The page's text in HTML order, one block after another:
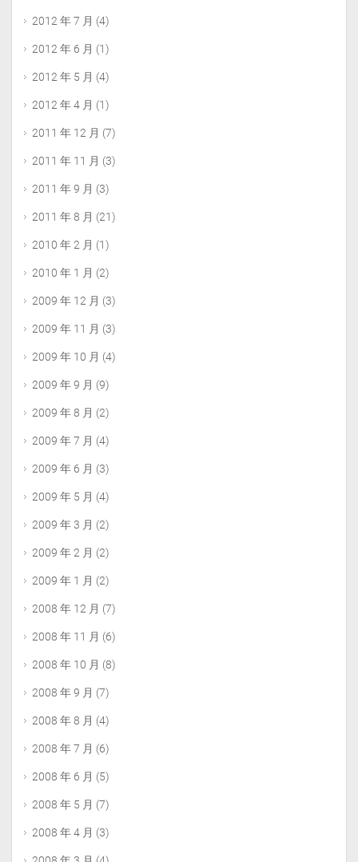
2012 年 7 月 (4)
2012 年 6 月 (1)
2012 年 5 月 (4)
2012 年 4 月 (1)
2011 年 12 月 (7)
2011 年 11 月 (3)
2011 年 9 月 (3)
2011 年 8 月 (21)
2010 年 2 月 (1)
2010 年 1 月 (2)
2009 年 12 月 (3)
2009 年 11 月 (3)
2009 年 10 月 (4)
2009 年 9 月 (9)
2009 年 8 月 (2)
2009 年 7 月 (4)
2009 年 6 月 (3)
2009 年 5 月 (4)
2009 年 3 月 (2)
2009 年 2 月 (2)
2009 年 1 月 (2)
2008 年 12 月 (7)
2008 年 11 月 (6)
2008 年 10 月 (8)
2008 年 9 月 (7)
2008 年 8 月 (4)
2008 年 7 月 (6)
2008 年 6 月 (5)
2008 年 5 月 (7)
2008 年 4 月 (3)